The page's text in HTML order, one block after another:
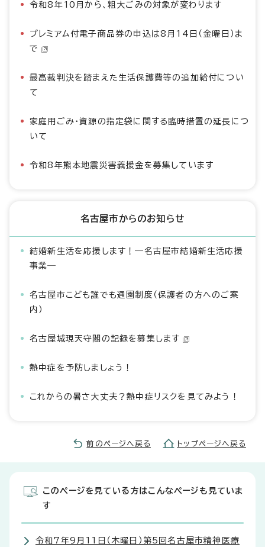
令和8年10月から、粗大ごみの対象が変わります
プレミアム付電子商品券の申込は8月14日（金曜日）ま
で
最高裁判決を踏まえた生活保護費等の追加給付につい
て
家庭用ごみ・資源の指定袋に関する臨時措置の延長につ
いて
令和8年熊本地震災害義援金を募集しています
名古屋市からのお知らせ
結婚新生活を応援します！―名古屋市結婚新生活応援
事業―
名古屋市こども誰でも通園制度（保護者の方へのご案
内）
名古屋城現天守閣の記録を募集します
熱中症を予防しましょう！
これからの暑さ大丈夫？熱中症リスクを見てみよう！
前のページへ戻る トップページへ戻る
このページを見ている方はこんなページも見ていま
す
令和7年9月11日（木曜日）第5回名古屋市精神医療